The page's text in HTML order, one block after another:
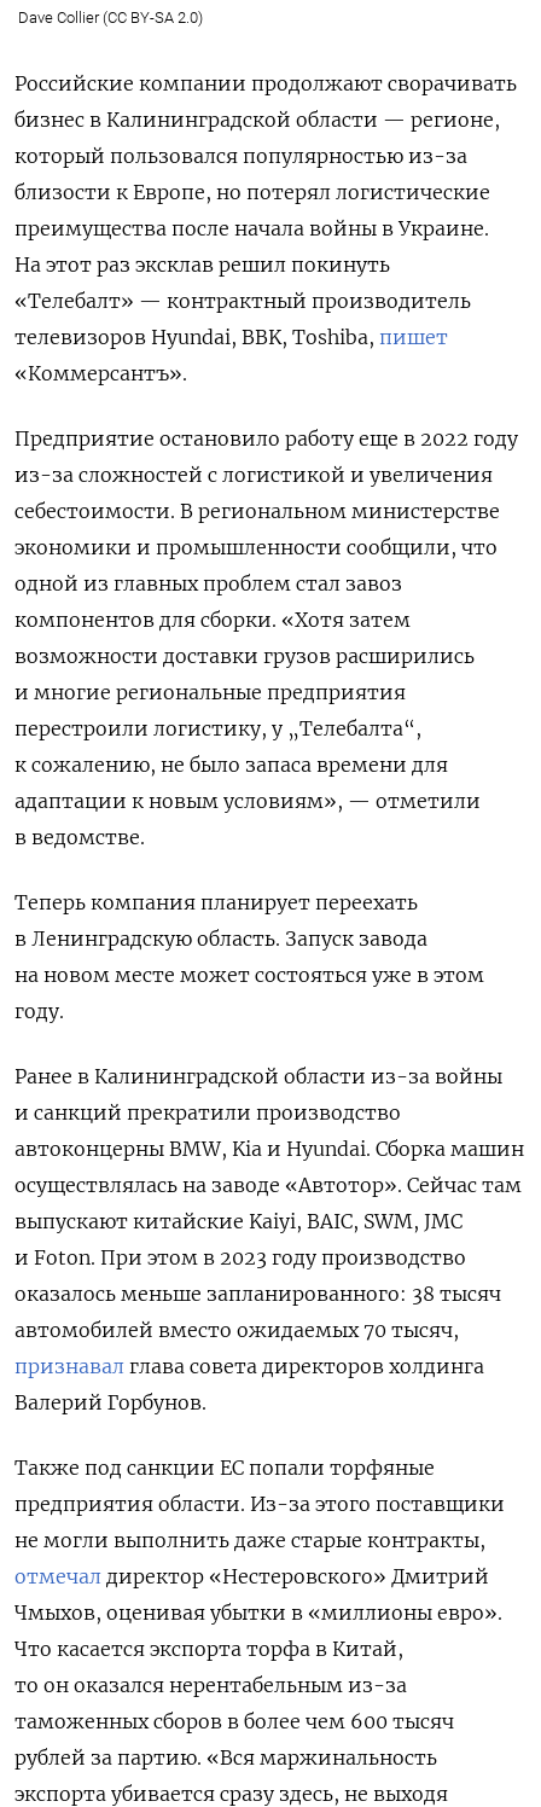
Dave Collier (CC BY-SA 2.0)
Российские компании продолжают сворачивать
бизнес в Калининградской области — регионе,
который пользовался популярностью из-за
близости к Европе, но потерял логистические
преимущества после начала войны в Украине.
На этот раз эксклав решил покинуть
«Телебалт» — контрактный производитель
телевизоров Hyundai, BBK, Toshiba, пишет
«Коммерсантъ».
Предприятие остановило работу еще в 2022 году
из-за сложностей с логистикой и увеличения
себестоимости. В региональном министерстве
экономики и промышленности сообщили, что
одной из главных проблем стал завоз
компонентов для сборки. «Хотя затем
возможности доставки грузов расширились
и многие региональные предприятия
перестроили логистику, у „Телебалта“,
к сожалению, не было запаса времени для
адаптации к новым условиям», — отметили
в ведомстве.
Теперь компания планирует переехать
в Ленинградскую область. Запуск завода
на новом месте может состояться уже в этом
году.
Ранее в Калининградской области из-за войны
и санкций прекратили производство
автоконцерны BMW, Kia и Hyundai. Сборка машин
осуществлялась на заводе «Автотор». Сейчас там
выпускают китайские Kaiyi, BAIC, SWM, JMC
и Foton. При этом в 2023 году производство
оказалось меньше запланированного: 38 тысяч
автомобилей вместо ожидаемых 70 тысяч,
признавал глава совета директоров холдинга
Валерий Горбунов.
Также под санкции ЕС попали торфяные
предприятия области. Из-за этого поставщики
не могли выполнить даже старые контракты,
отмечал директор «Нестеровского» Дмитрий
Чмыхов, оценивая убытки в «миллионы евро».
Что касается экспорта торфа в Китай,
то он оказался нерентабельным из-за
таможенных сборов в более чем 600 тысяч
рублей за партию. «Вся маржинальность
экспорта убивается сразу здесь, не выходя